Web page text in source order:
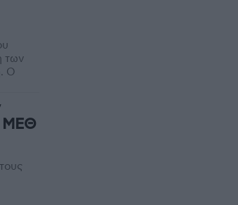
των
ΜΕΘ